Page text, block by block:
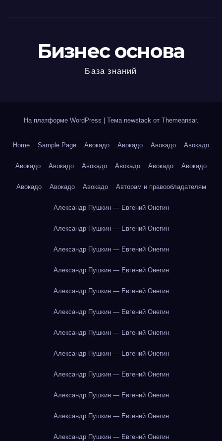
Бизнес основа
База знаний
На платформе WordPress Тема newstack от Themeansar.
Home Sample Page Авокадо Авокадо Авокадо Авокадо
Авокадо Авокадо Авокадо Авокадо Авокадо Авокадо
Авокадо Авокадо Авокадо Авторам и правообладателям
Александр Пушкин — Евгений Онегин
Александр Пушкин — Евгений Онегин
Александр Пушкин — Евгений Онегин
Александр Пушкин — Евгений Онегин
Александр Пушкин — Евгений Онегин
Александр Пушкин — Евгений Онегин
Александр Пушкин — Евгений Онегин
Александр Пушкин — Евгений Онегин
Александр Пушкин — Евгений Онегин
Александр Пушкин — Евгений Онегин
Александр Пушкин — Евгений Онегин
Александр Пушкин — Евгений Онегин